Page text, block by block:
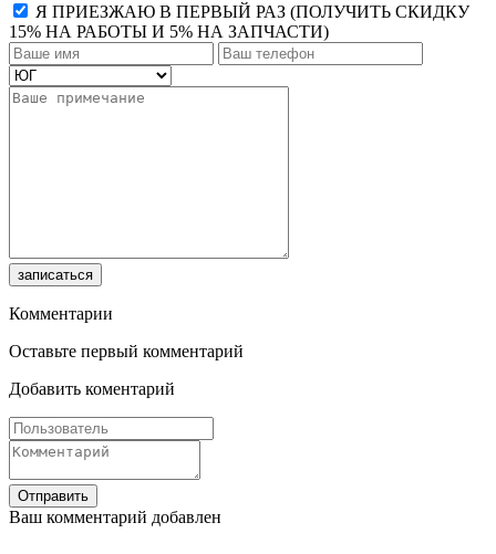
Я ПРИЕЗЖАЮ В ПЕРВЫЙ РАЗ (ПОЛУЧИТЬ СКИДКУ
15% НА РАБОТЫ И 5% НА ЗАПЧАСТИ)
записаться
Комментарии
Оставьте первый комментарий
Добавить коментарий
Отправить
Ваш комментарий добавлен